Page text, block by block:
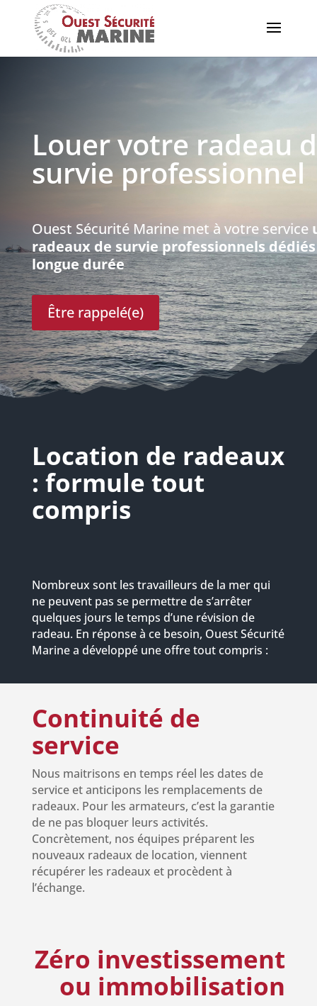
Louer votre radeau
survie professionnel
Ouest Sécurité Marine met à votre service
radeaux de survie professionnels
longue durée
Être rappelé(e)
Location de radeaux
: formule tout
compris
Nombreux sont les travailleurs de la mer qui
ne peuvent pas se permettre de s’arrêter
quelques jours le temps d’une révision de
radeau. En réponse à ce besoin, Ouest Sécurité
Marine a développé une offre tout compris :
Continuité de
service
Nous maitrisons en temps réel les dates de
service et anticipons les remplacements de
radeaux. Pour les armateurs, c’est la garantie
de ne pas bloquer leurs activités.
Concrètement, nos équipes préparent les
nouveaux radeaux de location, viennent
récupérer les radeaux et procèdent à
l’échange.
Zéro investissement
ou immobilisation